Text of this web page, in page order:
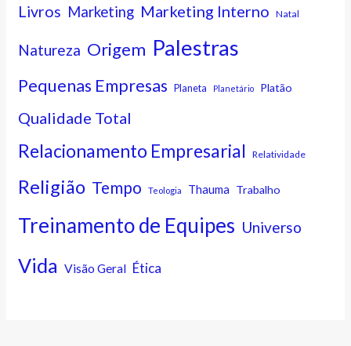
Livros Marketing Marketing Interno Natal
Natureza Origem Palestras
Pequenas Empresas Planeta Planetário Platão
Qualidade Total
Relacionamento Empresarial Relatividade
Religião Tempo Teologia Thauma Trabalho
Treinamento de Equipes Universo
Vida Visão Geral Ética